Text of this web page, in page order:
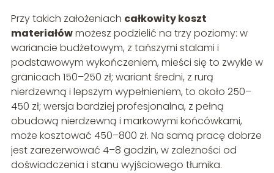
Przy takich założeniach całkowity koszt
materiałówmożesz podzielić na trzy poziomy: w
wariancie budżetowym, z tańszymi stalami i
podstawowym wykończeniem, mieści się to zwykle w
granicach 150–250 zł; wariant średni, z rurą
nierdzewną i lepszym wypełnieniem, to około 250–
450 zł; wersja bardziej profesjonalna, z pełną
obudową nierdzewną i markowymi końcówkami,
może kosztować 450–800 zł. Na samą pracę dobrze
jest zarezerwować 4–8 godzin, w zależności od
doświadczenia i stanu wyjściowego tłumika.